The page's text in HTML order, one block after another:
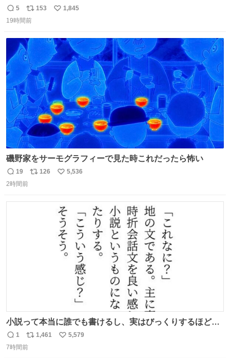
た 子どもたちも怖がりまくってた👻 ちいかわってこういう
感じのお話なんですか…？
返
信
5
リ
ポ
ト
数
153
い
数
1,845
19時間前
磯野家をサーモグラフィーで見た時これだったら怖い
返
信
19
リ
126
い
数
5,536
2時間前
小説って本当に誰でも書けるし、実はびっくりするほど自
由だし、みんなもっと好きに文字で遊べばいいんじゃない
かなって思うよ〜
返
信
1
リ
ポ
1,461
い
5,579
7時間前